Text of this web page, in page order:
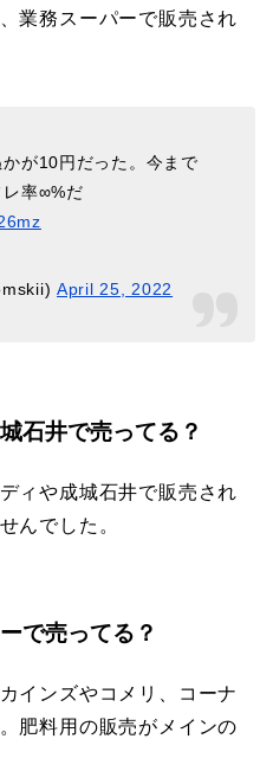
業務スーパーで販売され
が10円だった。今まで
レ率∞%だ
April 25, 2022
石井で売ってる？
ィや成城石井で販売され
んでした。
で売ってる？
インズやコメリ、コーナ
肥料用の販売がメインの